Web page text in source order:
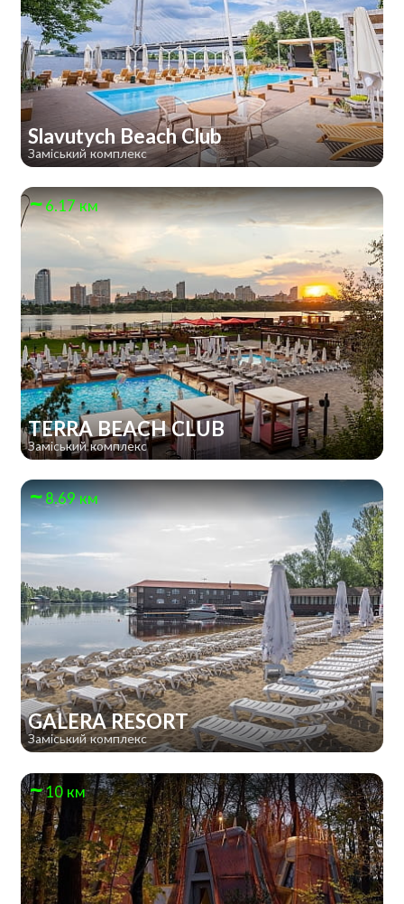
Slavutych Beach Club
Заміський комплекс
6.17 км
TERRA BEACH CLUB
Заміський комплекс
8.69 км
GALERA RESORT
Заміський комплекс
10 км